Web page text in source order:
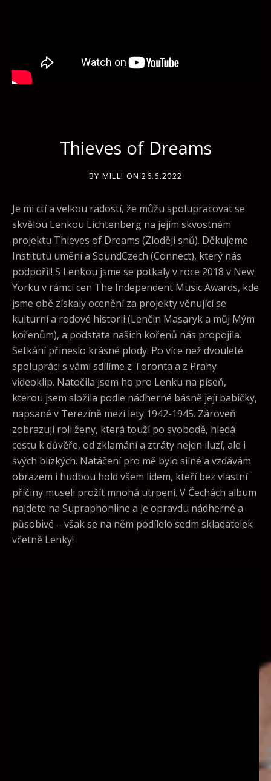
Thieves of Dreams
BY MILLI ON 26.6.2022
Je mi ctí a velkou radostí, že můžu spolupracovat se
skvělou Lenkou Lichtenberg na jejím skvostném
projektu Thieves of Dreams (Zloději snů). Děkujeme
Institutu umění a SoundCzech (Connect), který nás
podpořil! S Lenkou jsme se potkaly v roce 2018 v New
Yorku v rámci cen The Independent Music Awards, kde
jsme obě získaly ocenění za projekty věnující se
kulturní a rodové historii (Lenčin Masaryk a můj Mým
kořenům), a podstata našich kořenů nás propojila.
Setkání přineslo krásné plody. Po více než dvouleté
spolupráci s vámi sdílíme z Toronta a z Prahy
videoklip. Natočila jsem ho pro Lenku na píseň,
kterou jsem složila podle nádherné básně její babičky,
napsané v Terezíně mezi lety 1942-1945. Zároveň
zobrazuji roli ženy, která touží po svobodě, hledá
cestu k důvěře, od zklamání a ztráty nejen iluzí, ale i
svých blízkých. Natáčení pro mě bylo silné a vzdávám
obrazem i hudbou hold všem lidem, kteří bez vlastní
příčiny museli prožít mnohá utrpení. V Čechách album
najdete na Supraphonline a je opravdu nádherné a
působivé – však se na něm podílelo sedm skladatelek
včetně Lenky!